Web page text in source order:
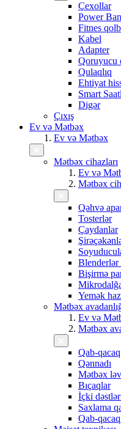
Çexollar
Power
Fitnes
Kabel
Adapter
Qoruyucu
Qulaqlıq
Ehtiyat
Smart
Digər
Çıxış
Ev və Mətbəx
Ev və Mətbəx
Mətbəx cihazları
Ev və
Mətbəx
Qəhvə
Tosterlər
Çaydanlar
Blenderlər
Bişirmə
Yemək
Mətbəx
Ev və
Mətbəx
Qab-qacaq
Qənnadı
Mətbəx
Bıçaqlar
İçki
Saxlama
Qab-